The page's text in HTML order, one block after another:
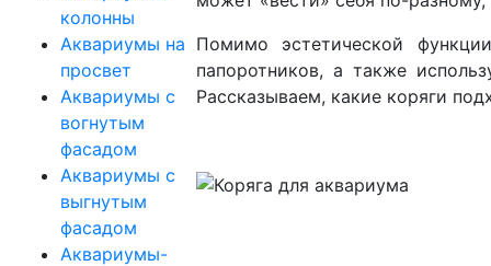
колонны
Аквариумы на
просвет
Аквариумы с
вогнутым
фасадом
Аквариумы с
выгнутым
фасадом
Аквариумы-
Помимо эстетической
папоротников, а также
Рассказываем, какие коряги